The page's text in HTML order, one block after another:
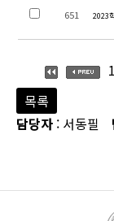
651 2023
1
목록
담당자 : 서동필